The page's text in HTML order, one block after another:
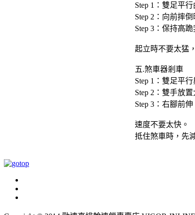
Step 1： 雙足平行
Step 2： 向前摔倒
Step 3： 保持高跪
起立時不要太猛
五.煞車器剎車
Step 1： 雙足平行
Step 2： 雙手放置
Step 3： 右腳前伸
速度不要太快。
抵住煞車時，先